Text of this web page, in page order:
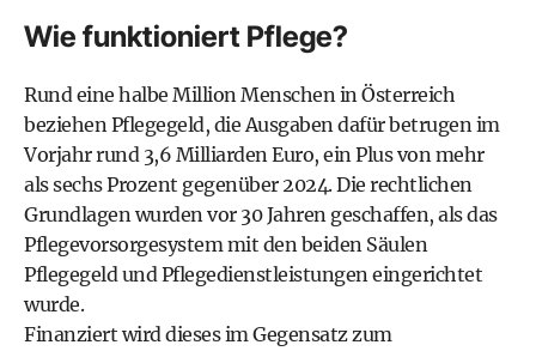
Wie funktioniert Pflege?
Rund eine halbe Million Menschen in Österreich
beziehen Pflegegeld, die Ausgaben dafür betrugen im
Vorjahr rund 3,6 Milliarden Euro, ein Plus von mehr
als sechs Prozent gegenüber 2024. Die rechtlichen
Grundlagen wurden vor 30 Jahren geschaffen, als das
Pflegevorsorgesystem mit den beiden Säulen
Pflegegeld und Pflegedienstleistungen eingerichtet
wurde.
Finanziert wird dieses im Gegensatz zum